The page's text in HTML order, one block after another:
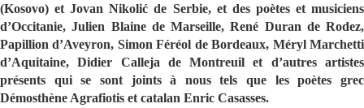
(Kosovo) et Jovan Nikolić de Serbie, et des poètes et musiciens
d’Occitanie, Julien Blaine de Marseille, René Duran de Rodez,
Papillion d’Aveyron, Simon Féréol de Bordeaux, Méryl Marchetti
d’Aquitaine, Didier Calleja de Montreuil et d’autres artistes
présents qui se sont joints à nous tels que les poètes grec
Démosthène Agrafiotis et catalan Enric Casasses.